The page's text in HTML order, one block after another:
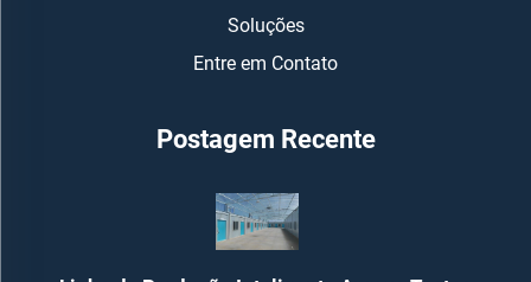
Soluções
Entre em Contato
Postagem Recente